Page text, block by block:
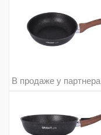
В продаже у партнера